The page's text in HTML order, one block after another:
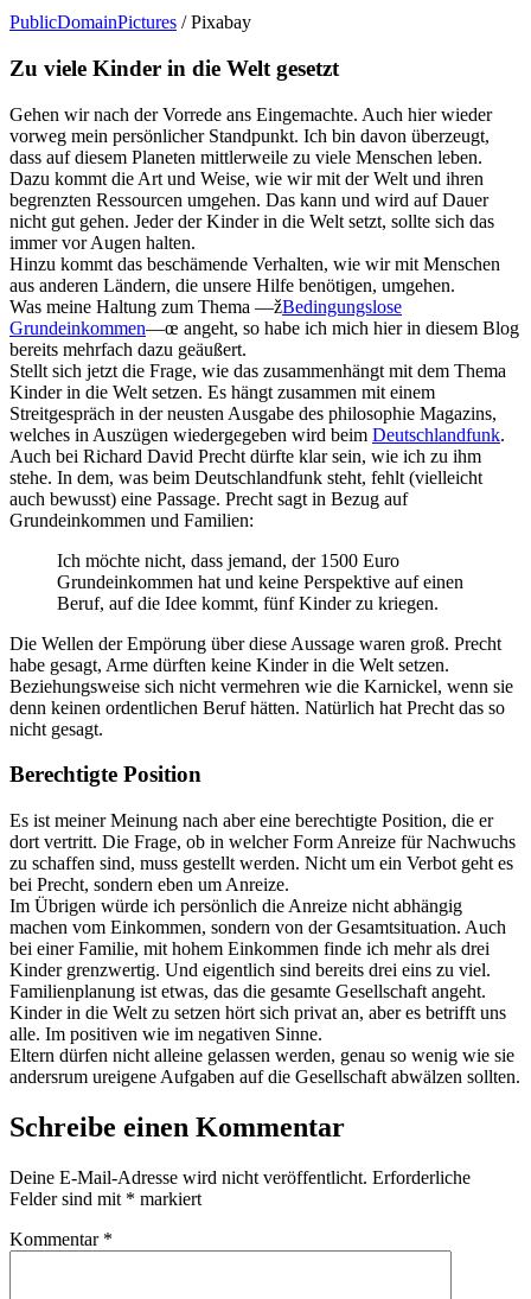
PublicDomainPictures / Pixabay
Zu viele Kinder in die Welt gesetzt
Gehen wir nach der Vorrede ans Eingemachte. Auch hier wieder
vorweg mein persönlicher Standpunkt. Ich bin davon überzeugt,
dass auf diesem Planeten mittlerweile zu viele Menschen leben.
Dazu kommt die Art und Weise, wie wir mit der Welt und ihren
begrenzten Ressourcen umgehen. Das kann und wird auf Dauer
nicht gut gehen. Jeder der Kinder in die Welt setzt, sollte sich das
immer vor Augen halten.
Hinzu kommt das beschämende Verhalten, wie wir mit Menschen
aus anderen Ländern, die unsere Hilfe benötigen, umgehen.
Was meine Haltung zum Thema —žBedingungslose
Grundeinkommen—œ angeht, so habe ich mich hier in diesem Blog
bereits mehrfach dazu geäußert.
Stellt sich jetzt die Frage, wie das zusammenhängt mit dem Thema
Kinder in die Welt setzen. Es hängt zusammen mit einem
Streitgespräch in der neusten Ausgabe des philosophie Magazins,
welches in Auszügen wiedergegeben wird beim Deutschlandfunk.
Auch bei Richard David Precht dürfte klar sein, wie ich zu ihm
stehe. In dem, was beim Deutschlandfunk steht, fehlt (vielleicht
auch bewusst) eine Passage. Precht sagt in Bezug auf
Grundeinkommen und Familien:
Ich möchte nicht, dass jemand, der 1500 Euro
Grundeinkommen hat und keine Perspektive auf einen
Beruf, auf die Idee kommt, fünf Kinder zu kriegen.
Die Wellen der Empörung über diese Aussage waren groß. Precht
habe gesagt, Arme dürften keine Kinder in die Welt setzen.
Beziehungsweise sich nicht vermehren wie die Karnickel, wenn sie
denn keinen ordentlichen Beruf hätten. Natürlich hat Precht das so
nicht gesagt.
Berechtigte Position
Es ist meiner Meinung nach aber eine berechtigte Position, die er
dort vertritt. Die Frage, ob in welcher Form Anreize für Nachwuchs
zu schaffen sind, muss gestellt werden. Nicht um ein Verbot geht es
bei Precht, sondern eben um Anreize.
Im Übrigen würde ich persönlich die Anreize nicht abhängig
machen vom Einkommen, sondern von der Gesamtsituation. Auch
bei einer Familie, mit hohem Einkommen finde ich mehr als drei
Kinder grenzwertig. Und eigentlich sind bereits drei eins zu viel.
Familienplanung ist etwas, das die gesamte Gesellschaft angeht.
Kinder in die Welt zu setzen hört sich privat an, aber es betrifft uns
alle. Im positiven wie im negativen Sinne.
Eltern dürfen nicht alleine gelassen werden, genau so wenig wie sie
andersrum ureigene Aufgaben auf die Gesellschaft abwälzen sollten.
Schreibe einen Kommentar
Deine E-Mail-Adresse wird nicht veröffentlicht. Erforderliche
Felder sind mit * markiert
Kommentar *